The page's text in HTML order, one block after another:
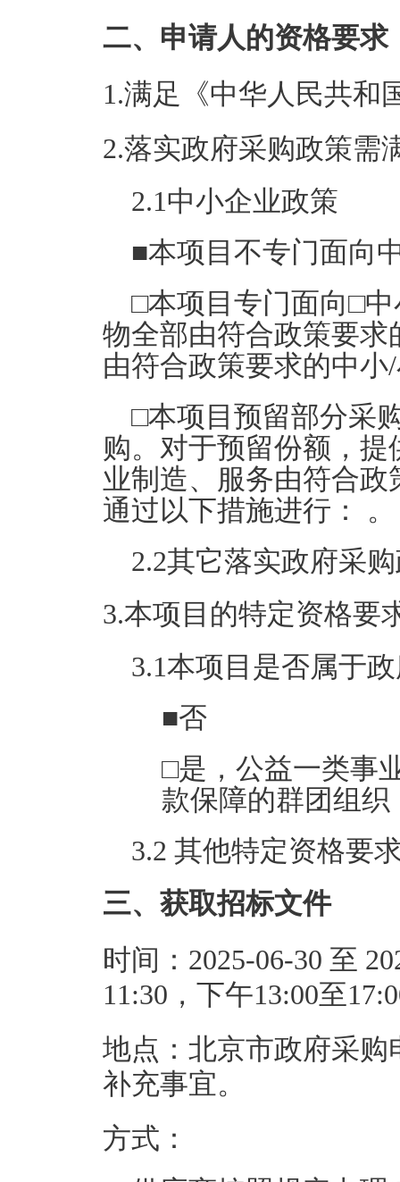
二、申请人的资格要求
1.满足《中华人民共和
2.落实政府采购政策需
2.1中小企业政策
■本项目不专门面向
□本项目专门面向□中
物全部由符合政策要求
由符合政策要求的中小/
□本项目预留部分采
购。对于预留份额，
业制造、服务由符合
通过以下措施进行：
。
2.2其它落实政府采
3.本项目的特定资格要
3.1本项目是否属于
■否
□是，公益一类事
款保障的群团组
3.2 其他特定资格要
三、获取招标文件
时间：2025-06-30 至
11:30，下午13:00至
地点：北京市政府采购
补充事宜。
方式：